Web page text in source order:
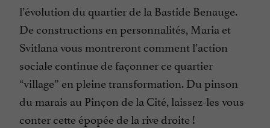
l’évolution du quartier de la Bastide Benauge.
De constructions en personnalités, Maria et
Svitlana vous montreront comment l’action
sociale continue de façonner ce quartier
“village” en pleine transformation. Du pinson
du marais au Pinçon de la Cité, laissez-les vous
conter cette épopée de la rive droite !